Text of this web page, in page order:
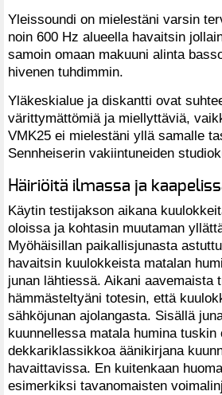
Yleissoundi on mielestäni varsin
noin 600 Hz alueella havaitsin
samoin omaan makuuni alinta
hivenen tuhdimmin.
Yläkeskialue ja diskantti ovat
värittymättömiä ja miellyttäviä,
VMK25 ei mielestäni yllä samalle
Sennheiserin vakiintuneiden
Häiriöitä ilmassa ja
Käytin testijakson aikana
oloissa ja kohtasin muutaman
Myöhäisillan paikallisjunasta
havaitsin kuulokkeista matalan
junan lähtiessä. Aikani aavemaista
hämmästeltyäni totesin, että
sähköjunan ajolangasta. Sisällä
kuunnellessa matala humina
dekkariklassikkoa äänikirjana
havaittavissa. En kuitenkaan
esimerkiksi tavanomaisten